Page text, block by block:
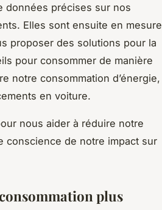
données précises sur nos
Elles sont ensuite en mesure
proposer des solutions pour la
pour consommer de manière
notre consommation d’énergie,
en voiture.
nous aider à réduire notre
conscience de notre impact sur
plus